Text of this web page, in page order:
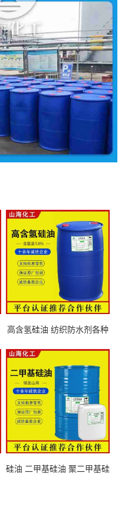
高含氢硅油 纺织防水剂各种
硅油 二甲基硅油 聚二甲基硅